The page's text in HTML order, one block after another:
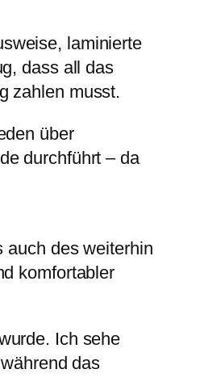
laminierte
dass all das
zahlen musst.
über
durchführt – da
auch des weiterhin
komfortabler
Ich sehe
das